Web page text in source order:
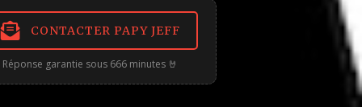
CONTACTER PAPY JEFF
Réponse garantie sous 666 minutes 🤘